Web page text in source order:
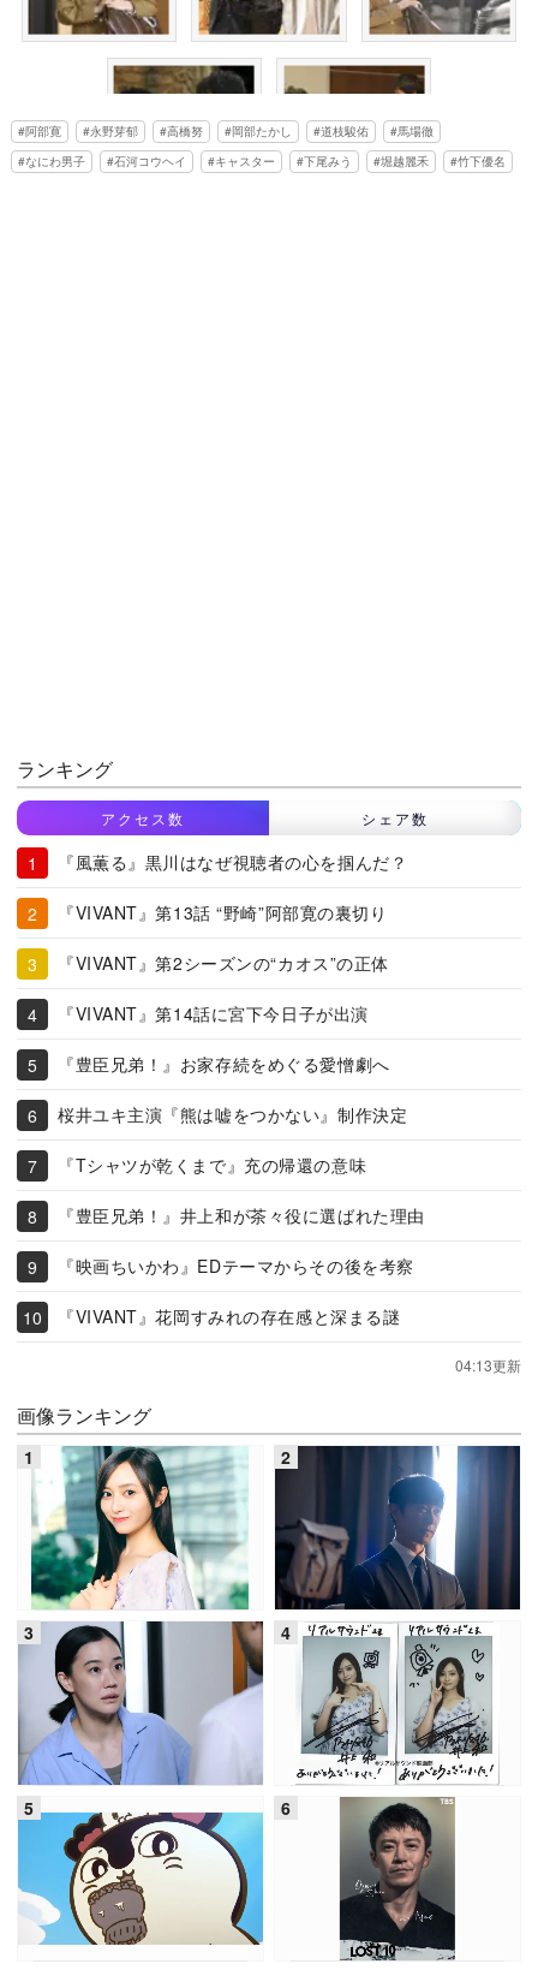
阿部寛 永野芽郁 高橋努 岡部たかし 道枝駿佑
馬場徹
なにわ男子
石河コウヘイ キャスター 下尾みう 堀越麗禾 竹下優名
ランキング
アクセス数 シェア数
『風薫る』黒川はなぜ視聴者の心を掴んだ？
『VIVANT』第13話 “野崎”阿部寛の裏切り
『VIVANT』第2シーズンの“カオス”の正体
『VIVANT』第14話に宮下今日子が出演
『豊臣兄弟！』お家存続をめぐる愛憎劇へ
桜井ユキ主演『熊は嘘をつかない』制作決定
『Tシャツが乾くまで』充の帰還の意味
『豊臣兄弟！』井上和が茶々役に選ばれた理由
『映画ちいかわ』EDテーマからその後を考察
『VIVANT』花岡すみれの存在感と深まる謎
04:13更新
画像ランキング